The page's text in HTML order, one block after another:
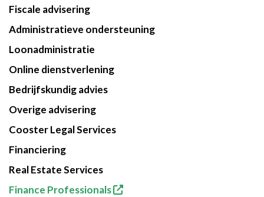
Fiscale advisering
Administratieve ondersteuning
Loonadministratie
Online dienstverlening
Bedrijfskundig advies
Overige advisering
Cooster Legal Services
Financiering
Real Estate Services
Finance Professionals